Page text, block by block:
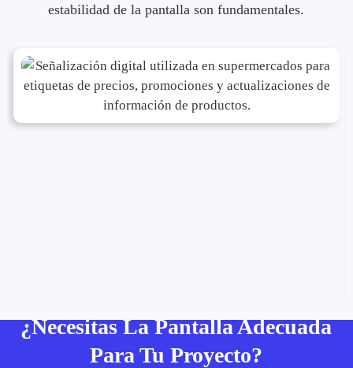
estabilidad de la pantalla son fundamentales.
¿Necesitas La Pantalla Adecuada
Para Tu Proyecto?